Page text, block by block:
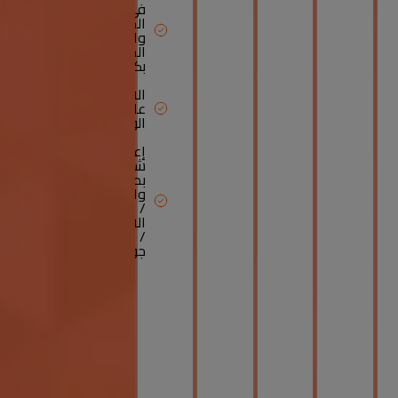
في
المنتجات
والخدمات
الخاصة
بكم.
الاطلاع
على
الوثائق.
إعادة
شحن
بطاقة
واجدة
/
الاتصالات
/
جواز.